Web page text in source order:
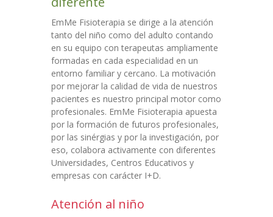
Contacto
EmMe Fisioterapia se dirige a la atención
tanto del niño como del adulto contando
en su equipo con terapeutas ampliamente
formadas en cada especialidad en un
entorno familiar y cercano. La motivación
por mejorar la calidad de vida de nuestros
pacientes es nuestro principal motor como
profesionales. EmMe Fisioterapia apuesta
por la formación de futuros profesionales,
por las sinérgias y por la investigación, por
eso, colabora activamente con diferentes
Universidades, Centros Educativos y
empresas con carácter I+D.
Atención al niño